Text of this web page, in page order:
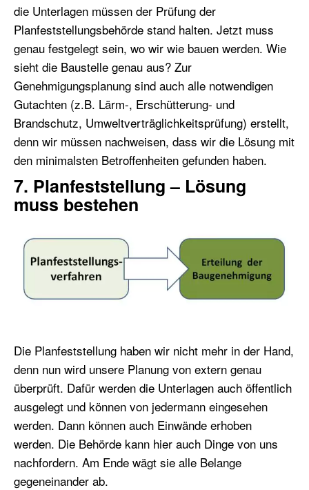
die Unterlagen müssen der Prüfung der
Planfeststellungsbehörde stand halten. Jetzt muss
genau festgelegt sein, wo wir wie bauen werden. Wie
sieht die Baustelle genau aus? Zur
Genehmigungsplanung sind auch alle notwendigen
Gutachten (z.B. Lärm-, Erschütterung- und
Brandschutz, Umweltverträglichkeitsprüfung) erstellt,
denn wir müssen nachweisen, dass wir die Lösung mit
den minimalsten Betroffenheiten gefunden haben.
7. Planfeststellung – Lösung
muss bestehen
Die Planfeststellung haben wir nicht mehr in der Hand,
denn nun wird unsere Planung von extern genau
überprüft. Dafür werden die Unterlagen auch öffentlich
ausgelegt und können von jedermann eingesehen
werden. Dann können auch Einwände erhoben
werden. Die Behörde kann hier auch Dinge von uns
nachfordern. Am Ende wägt sie alle Belange
gegeneinander ab.